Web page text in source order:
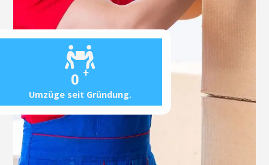
0 +
Umzüge seit Gründung.